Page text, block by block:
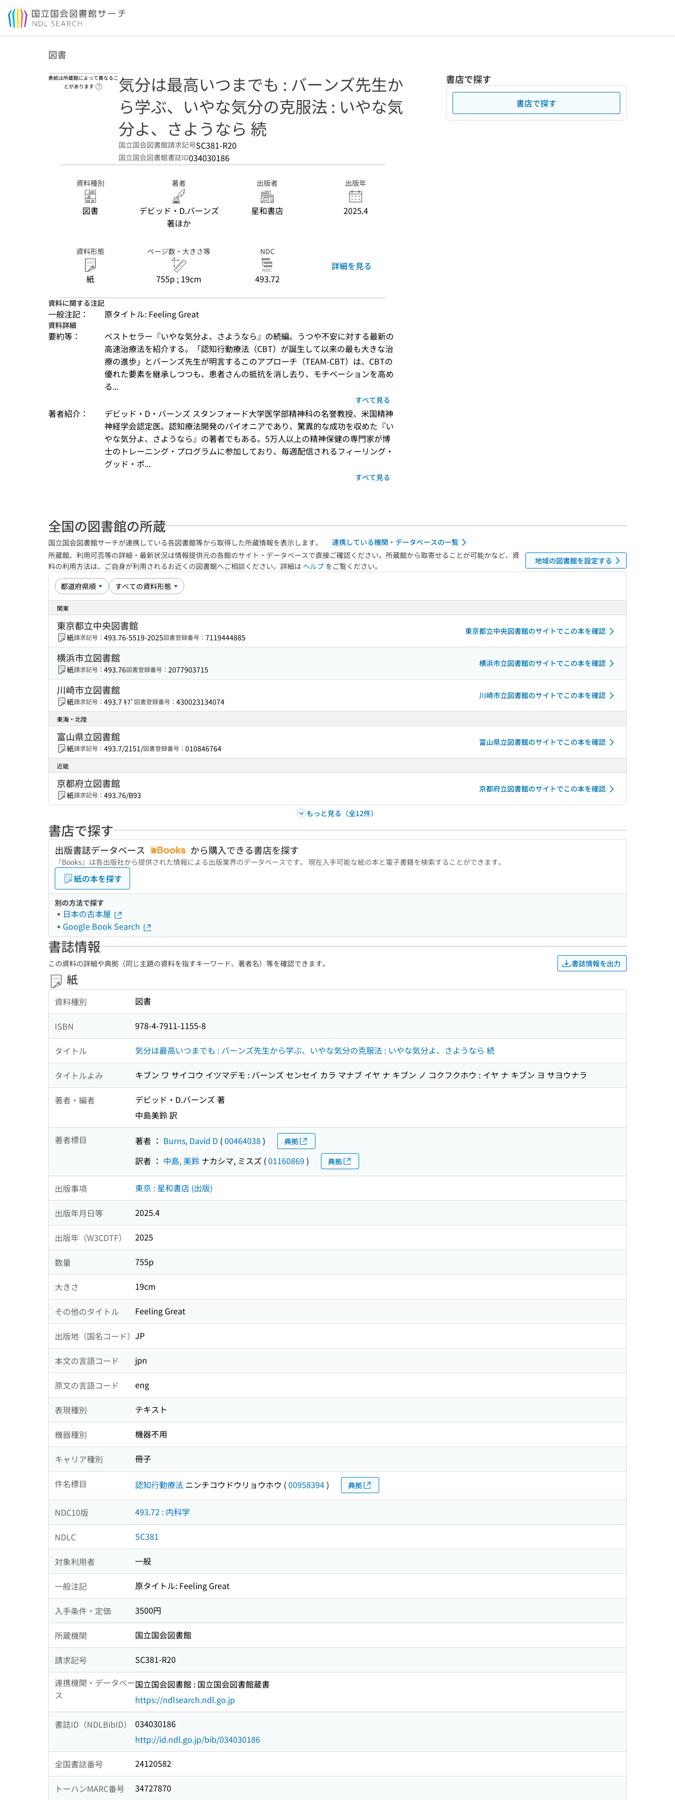
本文へ移動
図書
表紙は所蔵館によって異なるこ
とがあります
ヘルプページへのリンク
気分は最高いつまでも : バーンズ先生か
ら学ぶ、いやな気分の克服法 : いやな気
分よ、さようなら 続
国立国会図書館請求記号SC381-R20
国立国会図書館書誌ID034030186
資料種別
図書
著者
デビッド・D.バーンズ
著ほか
出版者
星和書店
出版年
2025.4
資料形態
紙
ページ数・大きさ等
755p ; 19cm
NDC
493.72
詳細を見る
資料に関する注記
一般注記： 原タイトル: Feeling Great
資料詳細
要約等：
ベストセラー『いやな気分よ、さようなら』の続編。うつや不安に対する最新の
高速治療法を紹介する。「認知行動療法（CBT）が誕生して以来の最も大きな治
療の進歩」とバーンズ先生が明言するこのアプローチ（TEAM-CBT）は、CBTの
優れた要素を継承しつつも、患者さんの抵抗を消し去り、モチベーションを高め
る...
すべて見る
著者紹介：
デビッド・D・バーンズ スタンフォード大学医学部精神科の名誉教授、米国精神
神経学会認定医。認知療法開発のパイオニアであり、驚異的な成功を収めた『い
やな気分よ、さようなら』の著者でもある。5万人以上の精神保健の専門家が博
士のトレーニング・プログラムに参加しており、毎週配信されるフィーリング・
グッド・ポ...
すべて見る
書店で探す
書店で探す
全国の図書館の所蔵
国立国会図書館サーチが連携している各図書館等から取得した所蔵情報を表示します。
連携している機関・データベースの一覧
所蔵館、利用可否等の詳細・最新状況は情報提供元の各館のサイト・データベースで直接ご確認ください。所蔵館から取寄せることが可能かなど、資
料の利用方法は、ご自身が利用されるお近くの図書館へご相談ください。詳細は ヘルプ をご覧ください。
地域の図書館を設定する
関東
東京都立中央図書館
紙請求記号： 493.76-5519-2025図書登録番号： 7119444885
東京都立中央図書館のサイトでこの本を確認
横浜市立図書館
紙請求記号： 493.76図書登録番号： 2077903715
横浜市立図書館のサイトでこの本を確認
川崎市立図書館
紙請求記号： 493.7 ｷﾌﾞ 図書登録番号： 430023134074
川崎市立図書館のサイトでこの本を確認
東海・北陸
富山県立図書館
紙請求記号： 493.7/2151/図書登録番号： 010846764
富山県立図書館のサイトでこの本を確認
近畿
京都府立図書館
紙請求記号： 493.76/B93
京都府立図書館のサイトでこの本を確認
もっと見る（全12件）
書店で探す
出版書誌データベース から購入できる書店を探す
『Books』は各出版社から提供された情報による出版業界のデータベースです。 現在入手可能な紙の本と電子書籍を検索することができます。
紙の本を探す
別の方法で探す
日本の古本屋
Google Book Search
書誌情報
この資料の詳細や典拠（同じ主題の資料を指すキーワード、著者名）等を確認できます。 書誌情報を出力
紙
資料種別 図書
ISBN 978-4-7911-1155-8
タイトル 気分は最高いつまでも : バーンズ先生から学ぶ、いやな気分の克服法 : いやな気分よ、さようなら 続
タイトルよみ キブン ワ サイコウ イツマデモ : バーンズ センセイ カラ マナブ イヤ ナ キブン ノ コクフクホウ : イヤ ナ キブン ヨ サヨウナラ
著者・編者
デビッド・D.バーンズ 著
中島美鈴 訳
著者標目 著者 ： Burns, David D (00464038 ) 典拠
訳者 ： 中島, 美鈴 ナカシマ, ミスズ (01160869 ) 典拠
出版事項 東京 : 星和書店 (出版)
出版年月日等 2025.4
出版年（W3CDTF） 2025
数量 755p
大きさ 19cm
その他のタイトル Feeling Great
出版地（国名コード） JP
本文の言語コード jpn
原文の言語コード eng
表現種別 テキスト
機器種別 機器不用
キャリア種別 冊子
件名標目 認知行動療法 ニンチコウドウリョウホウ (00958394) 典拠
NDC10版 493.72 : 内科学
NDLC SC381
対象利用者 一般
一般注記 原タイトル: Feeling Great
入手条件・定価 3500円
所蔵機関 国立国会図書館
請求記号
SC381-R20
連携機関・データベー
ス
国立国会図書館 : 国立国会図書館蔵書
https://ndlsearch.ndl.go.jp
書誌ID（NDLBibID）
034030186
http://id.ndl.go.jp/bib/034030186
全国書誌番号 24120582
トーハンMARC番号 34727870